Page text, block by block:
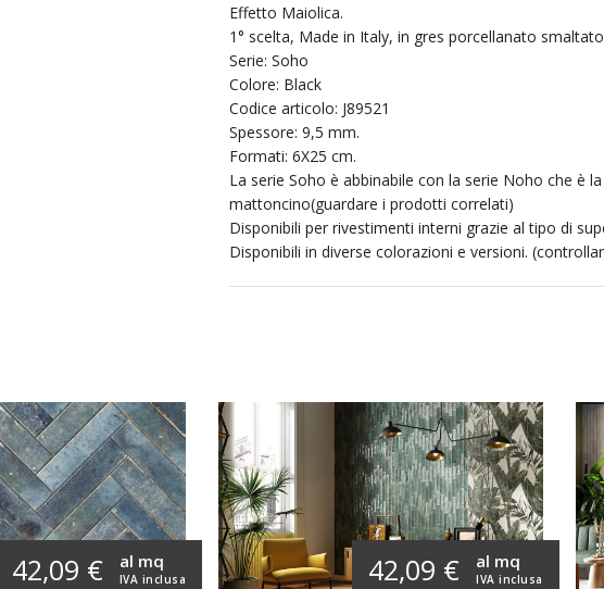
Effetto Maiolica.
1° scelta, Made in Italy, in gres porcellanato
Serie: Soho
Colore: Black
Codice articolo: J89521
Spessore: 9,5 mm.
Formati: 6X25 cm.
La serie Soho è abbinabile con la serie Noho che è
mattoncino(guardare i prodotti correlati)
Disponibili per rivestimenti interni grazie al tipo di
Disponibili in diverse colorazioni e versioni.
42,09 € IVA inclusa
al mq 42,09 € IVA inclusa
al mq